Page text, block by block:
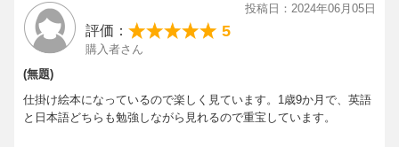
投稿日：2024年06月05日
評価： 5
購入者さん
(無題)
仕掛け絵本になっているので楽しく見ています。1歳9か月で、英語
と日本語どちらも勉強しながら見れるので重宝しています。